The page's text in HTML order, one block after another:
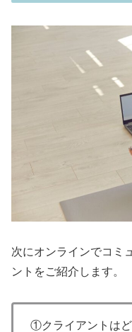
次にオンラインでコミ
ントをご紹介します。
①クライアントは